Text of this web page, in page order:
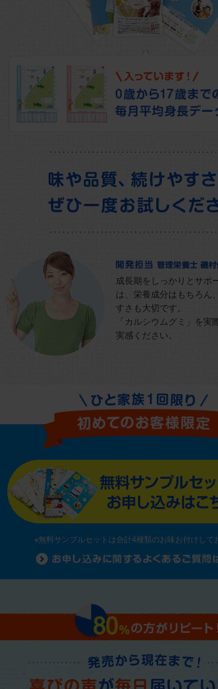
成長期をしっかりとサポ
は、栄養成分はもちろん
すさも大切です。
「カルシウムグミ」を実
実感ください。
※無料サンプルセットは合計4種類のお味お付けして